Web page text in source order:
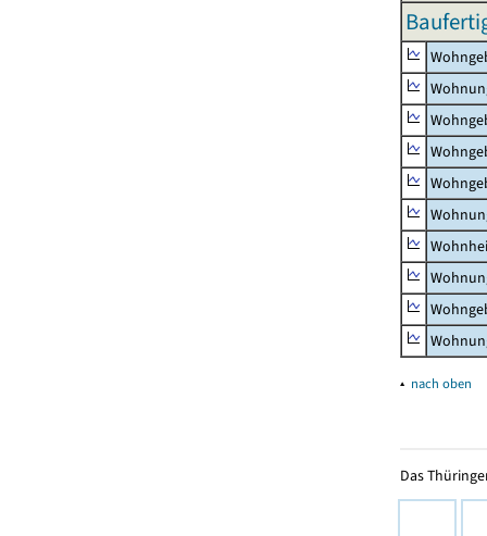
▴ nach oben
Das